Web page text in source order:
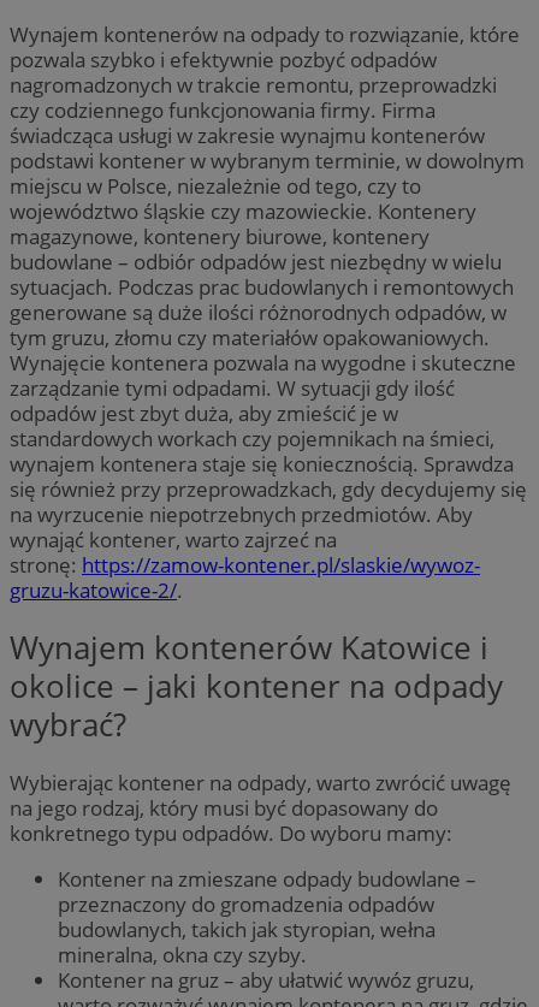
Wynajem kontenerów na odpady to rozwiązanie, które
pozwala szybko i efektywnie pozbyć odpadów
nagromadzonych w trakcie remontu, przeprowadzki
czy codziennego funkcjonowania firmy. Firma
świadcząca usługi w zakresie wynajmu kontenerów
podstawi kontener w wybranym terminie, w dowolnym
miejscu w Polsce, niezależnie od tego, czy to
województwo śląskie czy mazowieckie. Kontenery
magazynowe, kontenery biurowe, kontenery
budowlane – odbiór odpadów jest niezbędny w wielu
sytuacjach. Podczas prac budowlanych i remontowych
generowane są duże ilości różnorodnych odpadów, w
tym gruzu, złomu czy materiałów opakowaniowych.
Wynajęcie kontenera pozwala na wygodne i skuteczne
zarządzanie tymi odpadami. W sytuacji gdy ilość
odpadów jest zbyt duża, aby zmieścić je w
standardowych workach czy pojemnikach na śmieci,
wynajem kontenera staje się koniecznością. Sprawdza
się również przy przeprowadzkach, gdy decydujemy się
na wyrzucenie niepotrzebnych przedmiotów. Aby
wynająć kontener, warto zajrzeć na
stronę: https://zamow-kontener.pl/slaskie/wywoz-
gruzu-katowice-2/.
Wynajem kontenerów Katowice i
okolice – jaki kontener na odpady
wybrać?
Wybierając kontener na odpady, warto zwrócić uwagę
na jego rodzaj, który musi być dopasowany do
konkretnego typu odpadów. Do wyboru mamy:
Kontener na zmieszane odpady budowlane –
przeznaczony do gromadzenia odpadów
budowlanych, takich jak styropian, wełna
mineralna, okna czy szyby.
Kontener na gruz – aby ułatwić wywóz gruzu,